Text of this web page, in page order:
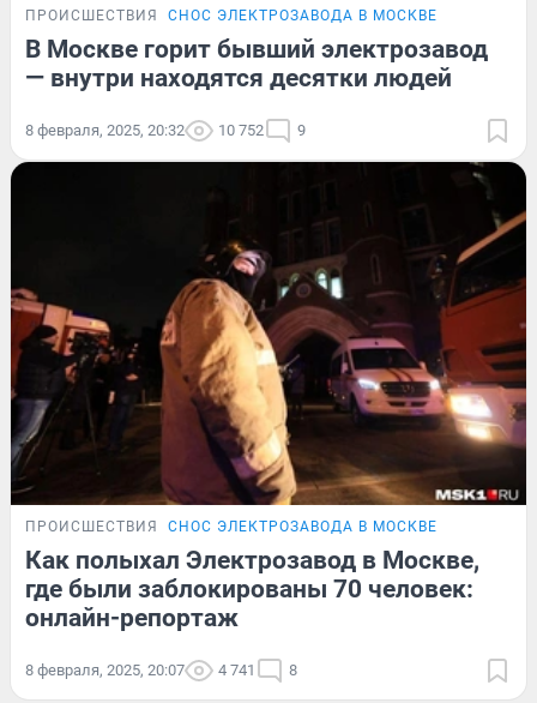
ПРОИСШЕСТВИЯ СНОС ЭЛЕКТРОЗАВОДА В МОСКВЕ
В Москве горит бывший электрозавод
— внутри находятся десятки людей
8 февраля, 2025, 20:32 10 752 9
ПРОИСШЕСТВИЯ СНОС ЭЛЕКТРОЗАВОДА В МОСКВЕ
Как полыхал Электрозавод в Москве,
где были заблокированы 70 человек:
онлайн-репортаж
8 февраля, 2025, 20:07 4 741 8